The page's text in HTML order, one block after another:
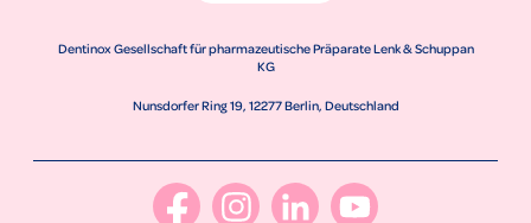
Dentinox Gesellschaft für pharmazeutische Präparate Lenk & Schuppan
KG
Nunsdorfer Ring 19, 12277 Berlin, Deutschland